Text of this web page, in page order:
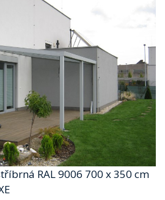
RAL 9006 700 x 350 cm